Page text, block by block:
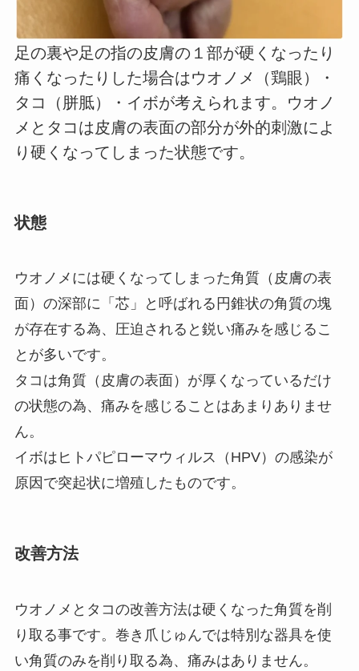
足の裏や足の指の皮膚の１部が硬くなったり
痛くなったりした場合はウオノメ（鶏眼）・
タコ（胼胝）・イボが考えられます。ウオノ
メとタコは皮膚の表面の部分が外的刺激によ
り硬くなってしまった状態です。
状態
ウオノメには硬くなってしまった角質（皮膚の表
面）の深部に「芯」と呼ばれる円錐状の角質の塊
が存在する為、圧迫されると鋭い痛みを感じるこ
とが多いです。
タコは角質（皮膚の表面）が厚くなっているだけ
の状態の為、痛みを感じることはあまりありませ
ん。
イボはヒトパピローマウィルス（HPV）の感染が
原因で突起状に増殖したものです。
改善方法
ウオノメとタコの改善方法は硬くなった角質を削
り取る事です。巻き爪じゅんでは特別な器具を使
い角質のみを削り取る為、痛みはありません。